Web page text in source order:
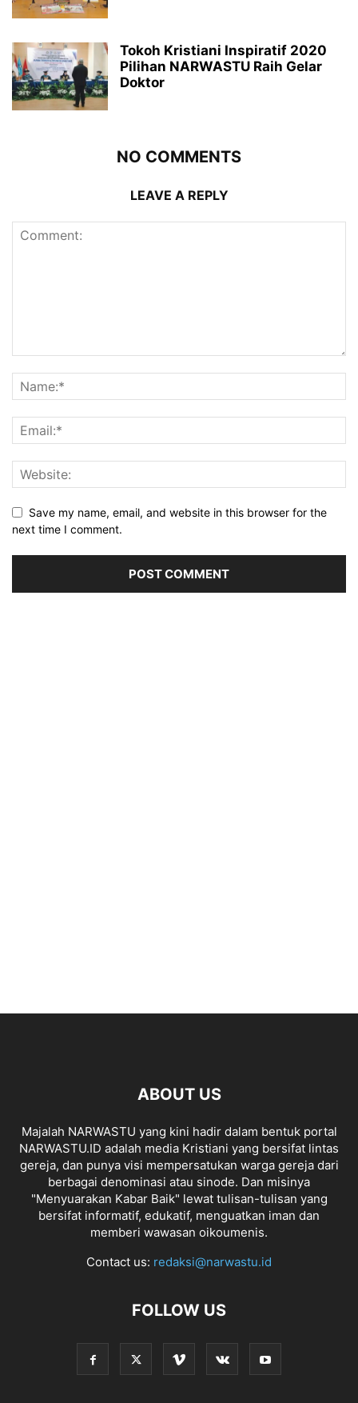
Tokoh Kristiani Inspiratif 2020
Pilihan NARWASTU Raih Gelar
Doktor
NO COMMENTS
LEAVE A REPLY
Save my name, email, and website in this browser for the
next time I comment.
ABOUT US
Majalah NARWASTU yang kini hadir dalam bentuk portal
NARWASTU.ID adalah media Kristiani yang bersifat lintas
gereja, dan punya visi mempersatukan warga gereja dari
berbagai denominasi atau sinode. Dan misinya
"Menyuarakan Kabar Baik" lewat tulisan-tulisan yang
bersifat informatif, edukatif, menguatkan iman dan
memberi wawasan oikoumenis.
Contact us: redaksi@narwastu.id
FOLLOW US